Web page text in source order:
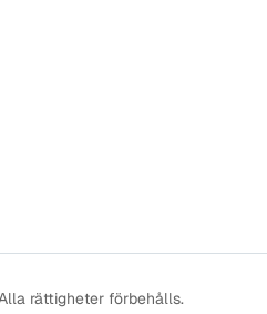
rättigheter förbehålls.